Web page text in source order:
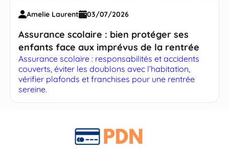
Amelie Laurent 03/07/2026
Assurance scolaire : bien protéger ses
enfants face aux imprévus de la rentrée
Assurance scolaire : responsabilités et accidents
couverts, éviter les doublons avec l’habitation,
vérifier plafonds et franchises pour une rentrée
sereine.